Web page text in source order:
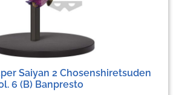
Saiyan 2 Chosenshiretsuden
6 (B) Banpresto